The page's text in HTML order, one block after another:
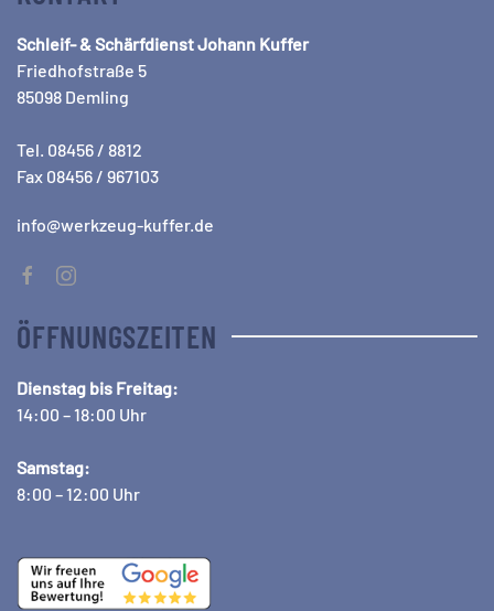
Schleif- & Schärfdienst Johann Kuffer
Friedhofstraße 5
85098 Demling
Tel. 08456 / 8812
Fax 08456 / 967103
info@werkzeug-kuffer.de
ÖFFNUNGSZEITEN
Dienstag bis Freitag:
14:00 – 18:00 Uhr
Samstag:
8:00 – 12:00 Uhr